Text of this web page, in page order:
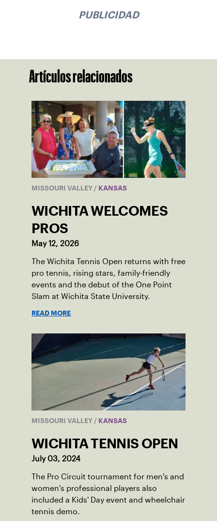
PUBLICIDAD
Artículos relacionados
MISSOURI VALLEY / KANSAS
WICHITA WELCOMES
PROS
May 12, 2026
The Wichita Tennis Open returns with free
pro tennis, rising stars, family-friendly
events and the debut of the One Point
Slam at Wichita State University.
READ MORE
MISSOURI VALLEY / KANSAS
WICHITA TENNIS OPEN
July 03, 2024
The Pro Circuit tournament for men's and
women's professional players also
included a Kids' Day event and wheelchair
tennis demo.